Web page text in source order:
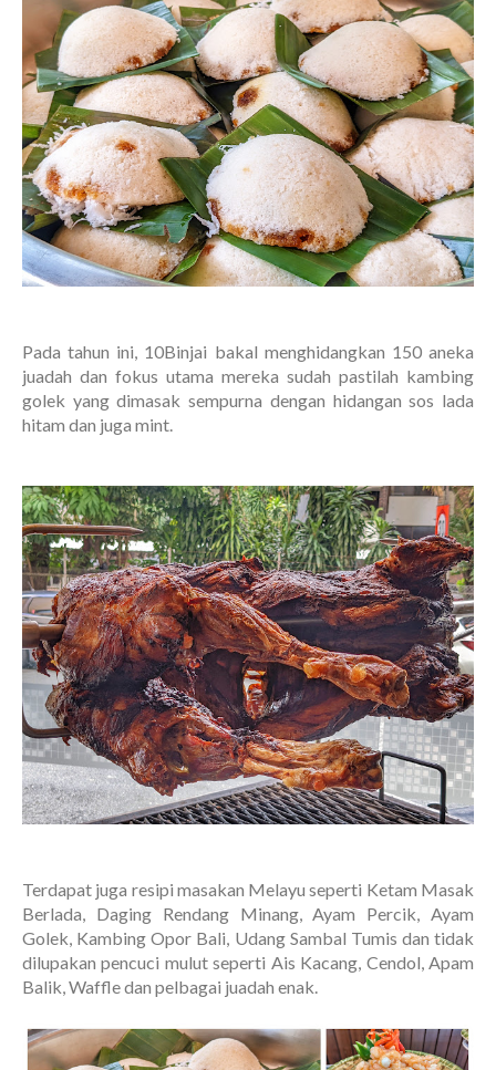
Pada tahun ini, 10Binjai bakal menghidangkan 150 aneka
juadah dan fokus utama mereka sudah pastilah kambing
golek yang dimasak sempurna dengan hidangan sos lada
hitam dan juga mint.
Terdapat juga resipi masakan Melayu seperti Ketam Masak
Berlada, Daging Rendang Minang, Ayam Percik, Ayam
Golek, Kambing Opor Bali, Udang Sambal Tumis dan tidak
dilupakan pencuci mulut seperti Ais Kacang, Cendol, Apam
Balik, Waffle dan pelbagai juadah enak.